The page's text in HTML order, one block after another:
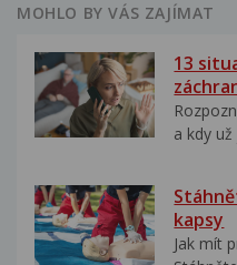
MOHLO BY VÁS ZAJÍMAT
13
a kdy už
kapsy
Jak mít